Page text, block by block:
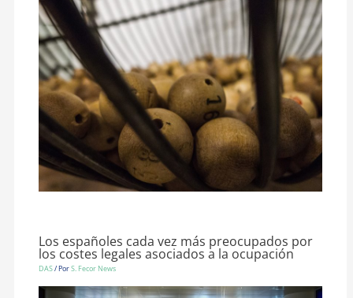
Los españoles cada vez más preocupados por
los costes legales asociados a la ocupación
DAS/ PorS. Fecor News